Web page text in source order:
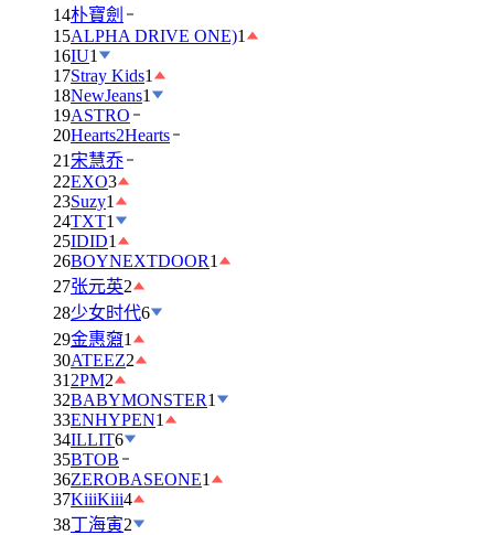
14朴寶劍
15ALPHA DRIVE ONE)1
16IU1
17Stray Kids1
18NewJeans1
19ASTRO
20Hearts2Hearts
21 宋慧乔
22EXO3
23Suzy1
24TXT1
25IDID1
26BOYNEXTDOOR1
27张元英2
28少女时代6
29金惠奫1
30ATEEZ2
31 2PM2
32BABYMONSTER1
33ENHYPEN1
34ILLIT6
35BTOB
36ZEROBASEONE1
37KiiiKiii4
38丁海寅2